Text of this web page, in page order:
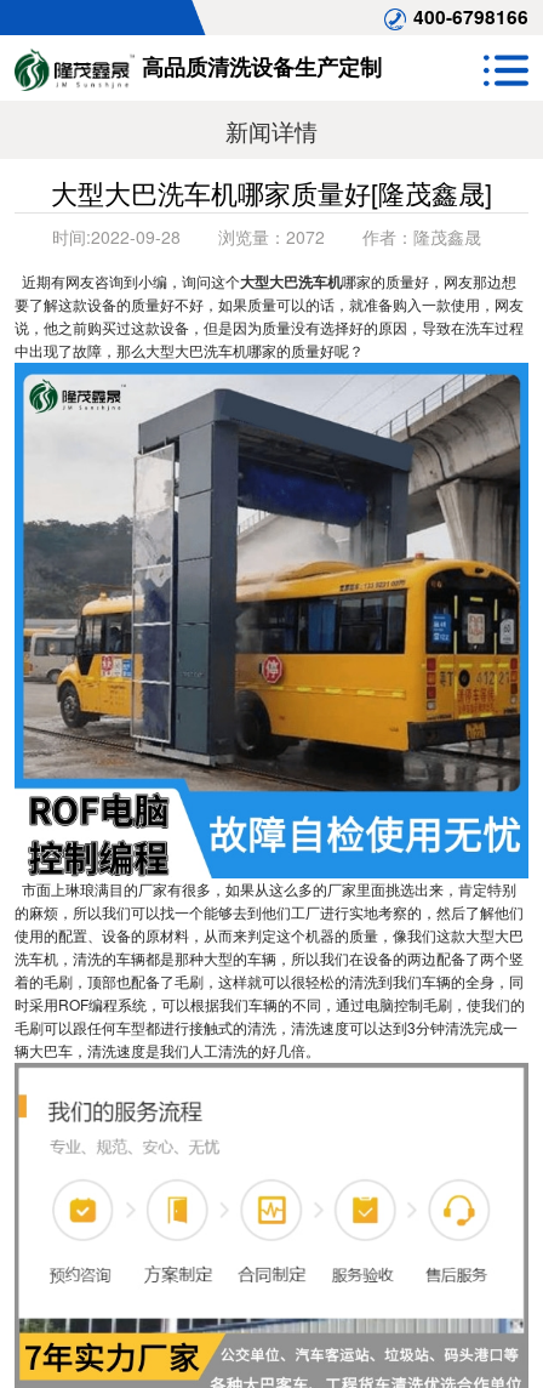
400-6798166
高品质清洗设备生产定制
新闻详情
大型大巴洗车机哪家质量好[隆茂鑫晟]
时间:2022-09-28 浏览量： 2072 作者： 隆茂鑫晟
近期有网友咨询到小编，询问这个大型大巴洗车机哪家的质量好，网友那边想
要了解这款设备的质量好不好，如果质量可以的话，就准备购入一款使用，网友
说，他之前购买过这款设备，但是因为质量没有选择好的原因，导致在洗车过程
中出现了故障，那么大型大巴洗车机哪家的质量好呢？
市面上琳琅满目的厂家有很多，如果从这么多的厂家里面挑选出来，肯定特别
的麻烦，所以我们可以找一个能够去到他们工厂进行实地考察的，然后了解他们
使用的配置、设备的原材料，从而来判定这个机器的质量，像我们这款大型大巴
洗车机，清洗的车辆都是那种大型的车辆，所以我们在设备的两边配备了两个竖
着的毛刷，顶部也配备了毛刷，这样就可以很轻松的清洗到我们车辆的全身，同
时采用ROF编程系统，可以根据我们车辆的不同，通过电脑控制毛刷，使我们的
毛刷可以跟任何车型都进行接触式的清洗，清洗速度可以达到3分钟清洗完成一
辆大巴车，清洗速度是我们人工清洗的好几倍。